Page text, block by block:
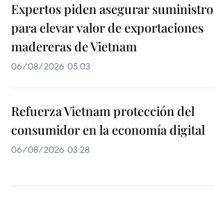
Expertos piden asegurar suministro
para elevar valor de exportaciones
madereras de Vietnam
06/08/2026 05:03
Refuerza Vietnam protección del
consumidor en la economía digital
06/08/2026 03:28